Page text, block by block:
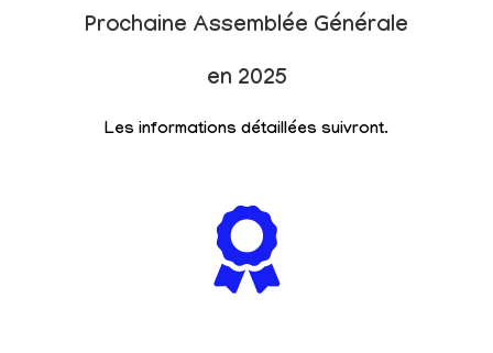
Prochaine Assemblée Générale
en 2025
Les informations détaillées suivront.